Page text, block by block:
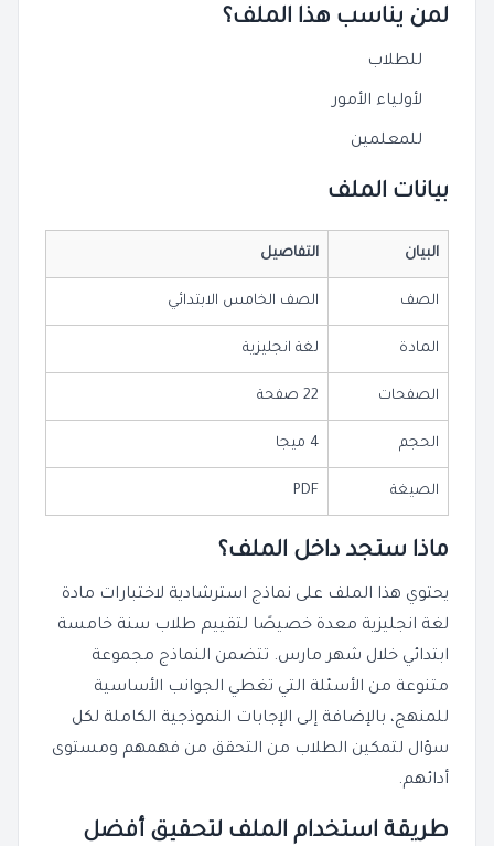
لمن يناسب هذا الملف؟
للطلاب
لأولياء الأمور
للمعلمين
بيانات الملف
البيان التفاصيل
الصف الصف الخامس الابتدائي
المادة لغة انجليزية
الصفحات 22 صفحة
الحجم 4 ميجا
الصيغة PDF
ماذا ستجد داخل الملف؟
يحتوي هذا الملف على نماذج استرشادية لاختبارات مادة
لغة انجليزية معدة خصيصًا لتقييم طلاب سنة خامسة
ابتدائي خلال شهر مارس. تتضمن النماذج مجموعة
متنوعة من الأسئلة التي تغطي الجوانب الأساسية
للمنهج، بالإضافة إلى الإجابات النموذجية الكاملة لكل
سؤال لتمكين الطلاب من التحقق من فهمهم ومستوى
أدائهم.
طريقة استخدام الملف لتحقيق أفضل